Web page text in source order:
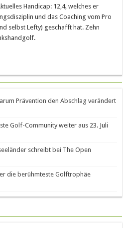
Handicap: 12,4, welches er
und das Coaching vom Pro
selbst Lefty) geschafft hat. Zehn
Prävention den Abschlag verändert
Golf-Community weiter aus 23. Juli
schreibt bei The Open
die berühmteste Golftrophäe